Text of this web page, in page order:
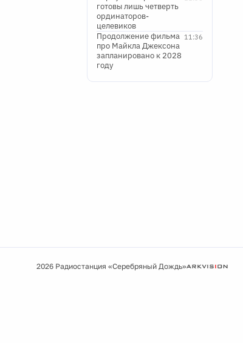
готовы лишь четверть
ординаторов-
целевиков
11:36
Продолжение фильма
про Майкла Джексона
запланировано к 2028
году
2026 Радиостанция «Серебряный Дождь»